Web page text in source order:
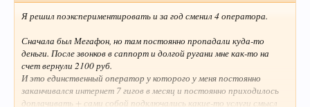
Я решил поэкспериментировать и за год сменил 4 оператора.
Сначала был Мегафон, но там постоянно пропадали куда-то
деньги. После звонков в саппорт и долгой ругани мне как-то на
счет вернули 2100 руб.
И это единственный оператор у которого у меня постоянно
заканчивался интернет 7 гигов в месяц и постоянно приходилось
доплачивать + сами собой подключались какие-то услуги смысл